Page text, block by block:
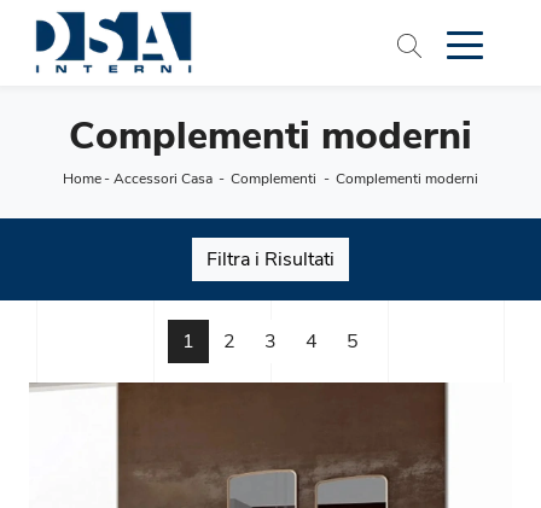
Complementi moderni
Home-Accessori Casa - Complementi - Complementi moderni
Filtra i Risultati
1 2 3 4 5